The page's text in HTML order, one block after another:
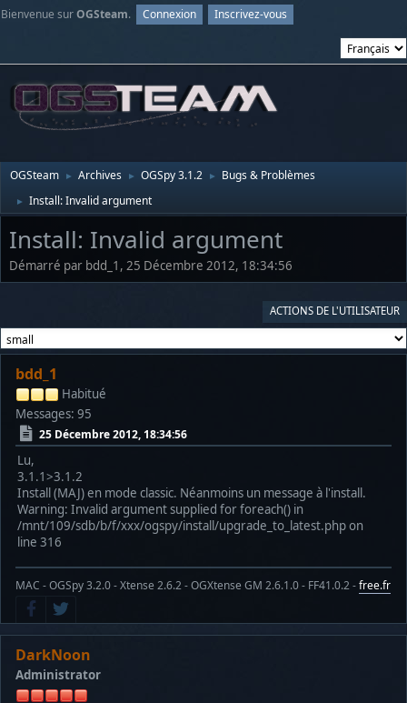
Bienvenue surOGSteam. Connexion Inscrivez-vous
OGSteam ► Archives ► OGSpy 3.1.2 ► Bugs & Problèmes
► Install: Invalid argument
Install: Invalid argument
Démarré par bdd_1, 25 Décembre 2012, 18:34:56
ACTIONS DE L'UTILISATEUR
bdd_1
Habitué
Messages: 95
25 Décembre 2012, 18:34:56
Lu,
3.1.1>3.1.2
Install (MAJ) en mode classic. Néanmoins un message à l'install.
Warning: Invalid argument supplied for foreach() in
/mnt/109/sdb/b/f/xxx/ogspy/install/upgrade_to_latest.php on
line 316
MAC - OGSpy 3.2.0 - Xtense 2.6.2 - OGXtense GM 2.6.1.0 - FF41.0.2 -free.fr
DarkNoon
Administrator